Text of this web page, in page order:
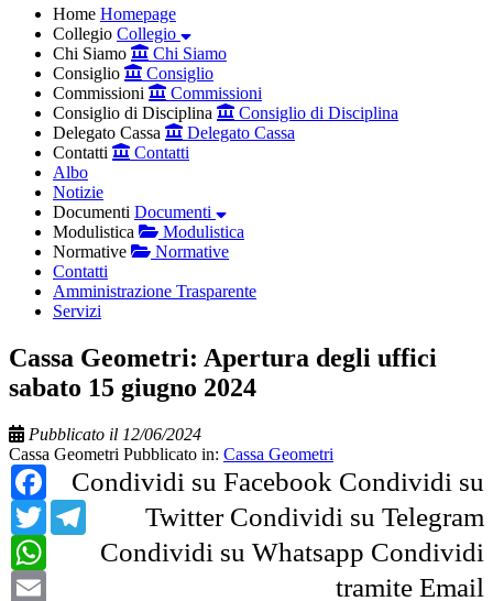
Home Homepage
Collegio Collegio
Chi Siamo
Chi Siamo
Consiglio
Consiglio
Commissioni
Commissioni
Consiglio di Disciplina
Consiglio di Disciplina
Delegato Cassa
Delegato Cassa
Contatti
Contatti
Albo
Notizie
Documenti Documenti
Modulistica
Modulistica
Normative
Normative
Contatti
Amministrazione Trasparente
Servizi
Cassa Geometri: Apertura degli uffici
sabato 15 giugno 2024
Pubblicato il 12/06/2024
Cassa Geometri Pubblicato in: Cassa Geometri
Condividi su Facebook
Facebook
Condividi su
Twitter
Twitter Condividi su Telegram
Telegram
Condividi su Whatsapp
WhatsApp
Condividi
tramite Email